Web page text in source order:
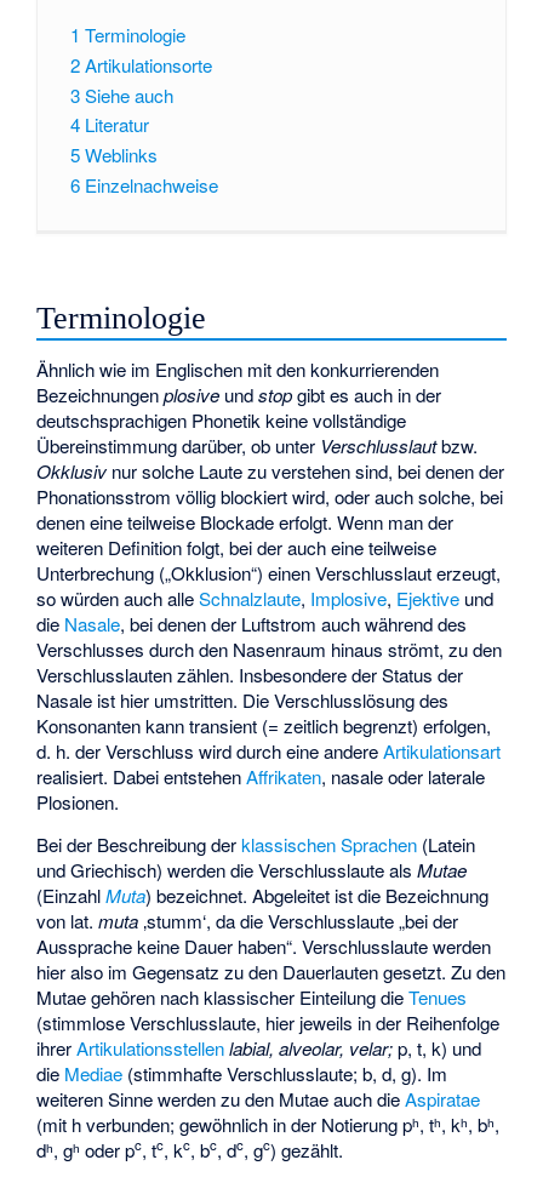
1 Terminologie
2Artikulationsorte
3Siehe auch
4 Literatur
5Weblinks
6 Einzelnachweise
Terminologie
Ähnlich wie im Englischen mit den konkurrierenden
Bezeichnungenplosive undstopgibt es auch in der
deutschsprachigen Phonetikkeine vollständige
Übereinstimmung darüber, ob unter Verschlusslautbzw.
Okklusiv nur solche Laute zu verstehen sind, bei denen der
Phonationsstrom völlig blockiert wird, oder auch solche, bei
denen eine teilweise Blockade erfolgt. Wenn man der
weiteren Definition folgt, bei der auch eine teilweise
Unterbrechung („Okklusion“) einen Verschlusslaut erzeugt,
so würden auch alleSchnalzlaute, Implosive, Ejektive und
die Nasale, bei denen der Luftstrom auch während des
Verschlusses durch den Nasenraum hinaus strömt, zu den
Verschlusslauten zählen. Insbesondere der Status der
Nasale ist hier umstritten. Die Verschlusslösung des
Konsonanten kann transient (= zeitlich begrenzt) erfolgen,
d. h. der Verschluss wird durch eine andereArtikulationsart
realisiert. Dabei entstehenAffrikaten, nasale oder laterale
Plosionen.
Bei der Beschreibung derklassischen Sprachen (Latein
und Griechisch) werden die Verschlusslaute alsMutae
(EinzahlMuta) bezeichnet. Abgeleitet ist die Bezeichnung
von lat.muta ‚stumm‘, da die Verschlusslaute „bei der
Aussprache keine Dauer haben“. Verschlusslaute werden
hier also im Gegensatz zu den Dauerlautengesetzt. Zu den
Mutae gehören nach klassischer Einteilung dieTenues
(stimmlose Verschlusslaute, hier jeweils in der Reihenfolge
ihrerArtikulationsstellen labial, alveolar, velar;p, t, k) und
die Mediae (stimmhafte Verschlusslaute; b, d, g). Im
weiteren Sinne werden zu den Mutae auch dieAspiratae
(mit h verbunden; gewöhnlich in der Notierung pʰ, tʰ, kʰ, bʰ,
dʰ, gʰ oder pc, tc, kc, bc, dc, gc) gezählt.